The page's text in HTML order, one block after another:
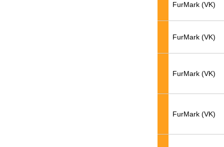
FurMark (VK)
FurMark (VK)
FurMark (VK)
FurMark (VK)